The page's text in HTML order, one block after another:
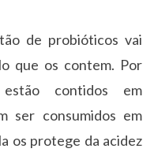
de probióticos vai
que os contem. Por
contidos em
ser consumidos em
os protege da acidez